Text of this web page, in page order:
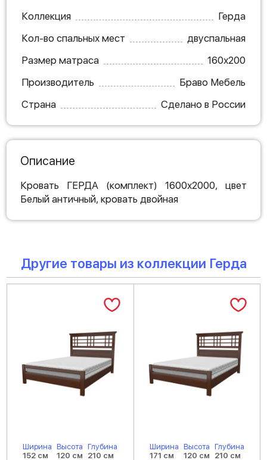
Коллекция
Герда
Кол-во спальных мест
двуспальная
Размер матраса
160х200
Производитель
Браво Мебель
Страна
Сделано в России
Описание
Кровать ГЕРДА (комплект) 1600х2000, цвет
Белый античный, кровать двойная
Другие товары из коллекции Герда
Ширина
152 см
Высота
120 см
Глубина
210 см
Ширина
171 см
Высота
120 см
Глубина
210 см